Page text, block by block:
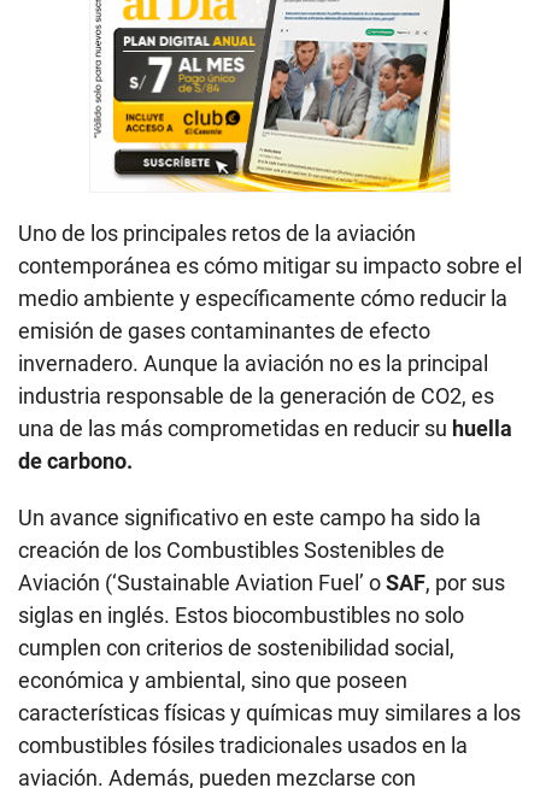
Uno de los principales retos de la aviación
contemporánea es cómo mitigar su impacto sobre el
medio ambiente y específicamente cómo reducir la
emisión de gases contaminantes de efecto
invernadero. Aunque la aviación no es la principal
industria responsable de la generación de CO2, es
una de las más comprometidas en reducir su huella
de carbono.
Un avance significativo en este campo ha sido la
creación de los Combustibles Sostenibles de
Aviación (‘Sustainable Aviation Fuel’ oSAF, por sus
siglas en inglés. Estos biocombustibles no solo
cumplen con criterios de sostenibilidad social,
económica y ambiental, sino que poseen
características físicas y químicas muy similares a los
combustibles fósiles tradicionales usados en la
aviación. Además, pueden mezclarse con